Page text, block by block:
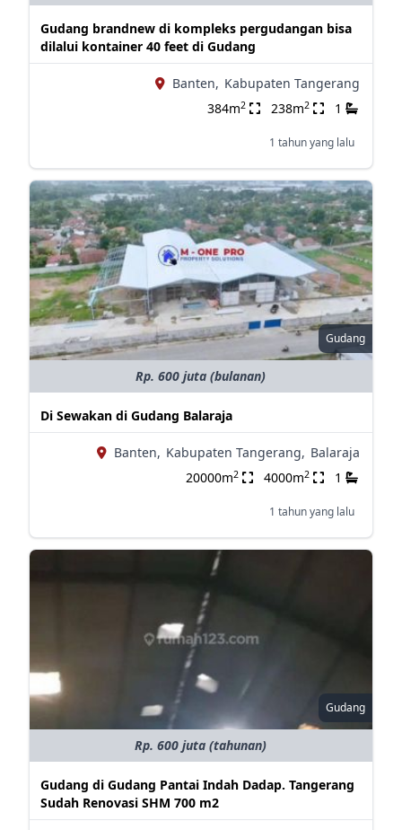
Gudang brandnew di kompleks pergudangan bisa
dilalui kontainer 40 feet di Gudang
Banten, Kabupaten Tangerang
384m2 238m2 1
1 tahun yang lalu
Gudang
Rp. 600 juta (bulanan)
Di Sewakan di Gudang Balaraja
Banten, Kabupaten Tangerang, Balaraja
20000m2 4000m2 1
1 tahun yang lalu
Gudang
Rp. 600 juta (tahunan)
Gudang di Gudang Pantai Indah Dadap. Tangerang
Sudah Renovasi SHM 700 m2